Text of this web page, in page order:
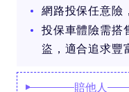
網路投保任意險
投保車體險需搭
盜，適合追求豐
賠他人